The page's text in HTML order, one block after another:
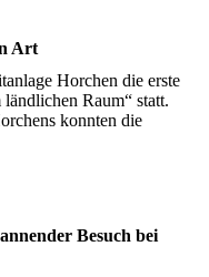
Art
Horchen die erste
Raum“ statt.
konnten die
Besuch bei